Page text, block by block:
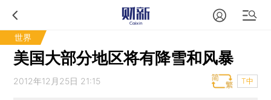
世界
美国大部分地区将有降雪和风暴
2012年12月25日 21:15 T中